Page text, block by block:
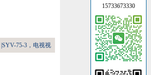
75-3，电视视
15733673330